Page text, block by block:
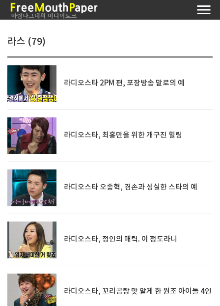
라스 (79)
라디오스타 2PM 편, 포장방송 말로의 예
라디오스타, 최홍만을 위한 개구진 힐링
라디오스타 오종혁, 겸손과 성실한 스타의 예
라디오스타, 정인의 매력. 이 정도라니
라디오스타, 꼬리곰탕 맛 알게 한 원조 아이돌 4인